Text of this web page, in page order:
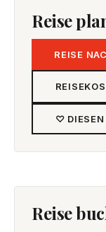
Reise
REISE
♡ DIESEN
Reise